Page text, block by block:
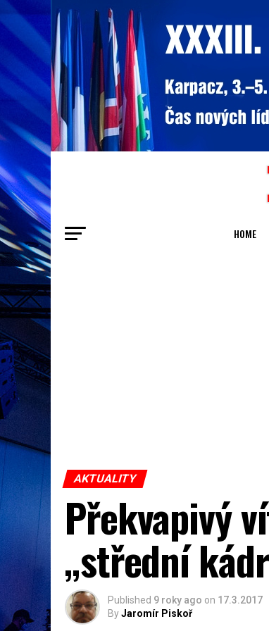
HOME
AKTUALITY
Překvapivý
„střední
Published 9 roky ago on 17.3.2017
ByJaromír Piskoř